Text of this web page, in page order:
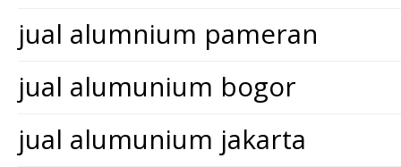
jual alumnium pameran
jual alumunium bogor
jual alumunium jakarta